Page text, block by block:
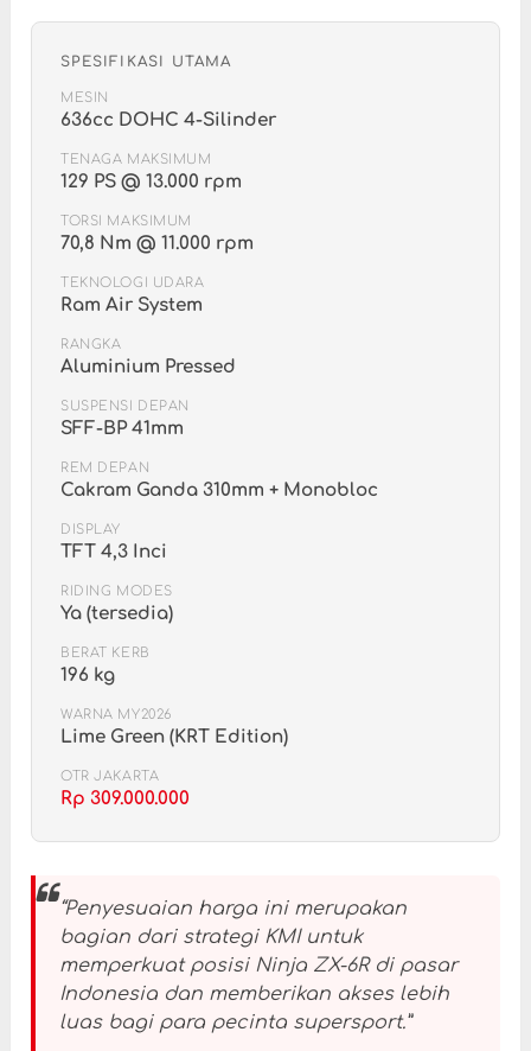
SPESIFIKASI UTAMA
MESIN
636cc DOHC 4-Silinder
TENAGA MAKSIMUM
129 PS @ 13.000 rpm
TORSI MAKSIMUM
70,8 Nm @ 11.000 rpm
TEKNOLOGI UDARA
Ram Air System
RANGKA
Aluminium Pressed
SUSPENSI DEPAN
SFF-BP 41mm
REM DEPAN
Cakram Ganda 310mm + Monobloc
DISPLAY
TFT 4,3 Inci
RIDING MODES
Ya (tersedia)
BERAT KERB
196 kg
WARNA MY2026
Lime Green (KRT Edition)
OTR JAKARTA
Rp 309.000.000
“Penyesuaian harga ini merupakan
bagian dari strategi KMI untuk
memperkuat posisi Ninja ZX-6R di pasar
Indonesia dan memberikan akses lebih
luas bagi para pecinta supersport.”